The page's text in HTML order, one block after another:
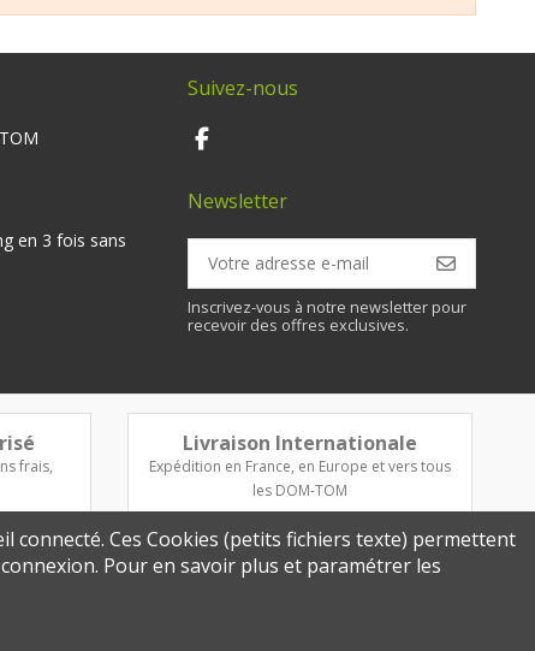
en 3 fois sans
Suivez-nous
Newsletter
Inscrivez-vous à notre newsletter pour
recevoir des offres exclusives.
frais,
Livraison Internationale
Expédition en France, en Europe et vers tous
les DOM-TOM
connecté. Ces Cookies (petits fichiers texte) permettent
Pour en savoir plus et paramétrer les